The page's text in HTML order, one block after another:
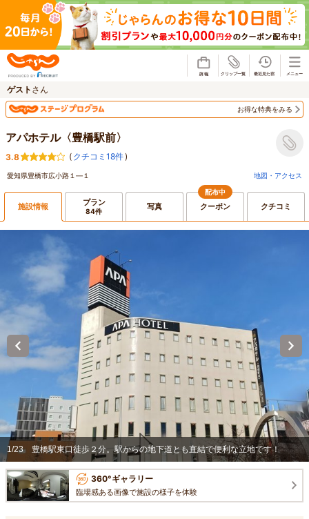
ゲスト さん
お得な特典をみる
アパホテル〈豊橋駅前〉
3.8 ( クチコミ18件)
愛知県豊橋市広小路１―１ 地図・アクセス
施設情報 プラン
84件 写真
配布中
クーポン クチコミ
1/23 豊橋駅東口徒歩２分。駅からの地下道とも直結で便利な立地です！
360°ギャラリー
臨場感ある画像で施設の様子を体験